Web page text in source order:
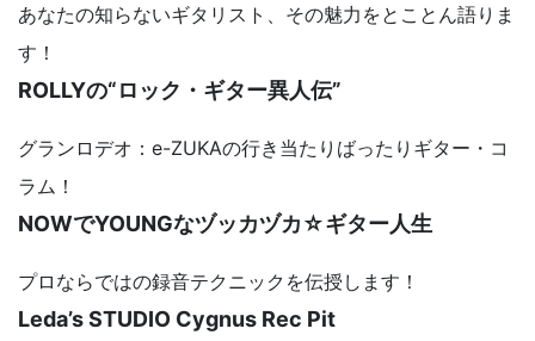
あなたの知らないギタリスト、その魅力をとことん語りま
す！
ROLLYの“ロック・ギター異人伝”
グランロデオ：e-ZUKAの行き当たりばったりギター・コ
ラム！
NOWでYOUNGなヅッカヅカ☆ギター人生
プロならではの録音テクニックを伝授します！
Leda’s STUDIO Cygnus Rec Pit